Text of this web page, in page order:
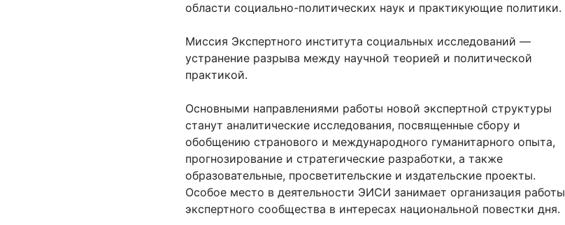
области социально-политических наук и практикующие политики.
Миссия Экспертного института социальных исследований —
устранение разрыва между научной теорией и политической
практикой.
Основными направлениями работы новой экспертной структуры
станут аналитические исследования, посвященные сбору и
обобщению странового и международного гуманитарного опыта,
прогнозирование и стратегические разработки, а также
образовательные, просветительские и издательские проекты.
Особое место в деятельности ЭИСИ занимает организация работы
экспертного сообщества в интересах национальной повестки дня.